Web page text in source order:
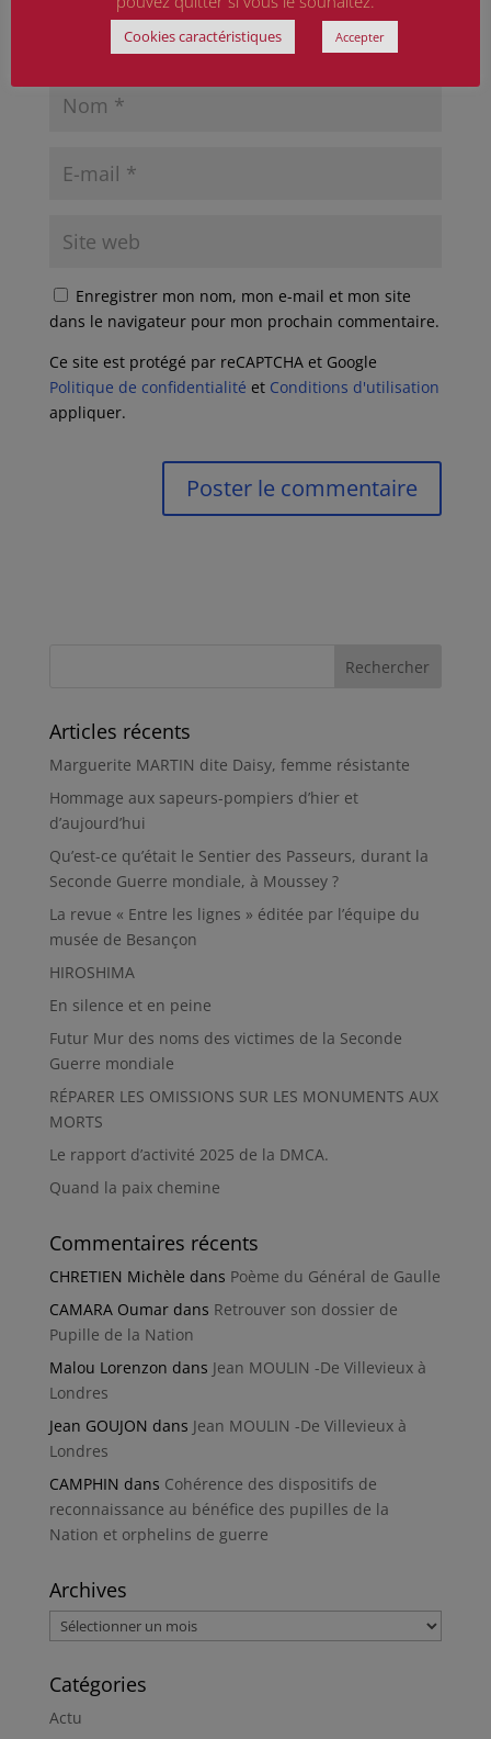
Enregistrer mon nom, mon e-mail et mon site
dans le navigateur pour mon prochain commentaire.
Ce site est protégé par reCAPTCHA et Google
Politique de confidentialité et Conditions d'utilisation
appliquer.
Articles récents
Marguerite MARTIN dite Daisy, femme résistante
Hommage aux sapeurs-pompiers d’hier et
d’aujourd’hui
Qu’est-ce qu’était le Sentier des Passeurs, durant la
Seconde Guerre mondiale, à Moussey ?
La revue « Entre les lignes » éditée par l’équipe du
musée de Besançon
HIROSHIMA
En silence et en peine
Futur Mur des noms des victimes de la Seconde
Guerre mondiale
RÉPARER LES OMISSIONS SUR LES MONUMENTS AUX
MORTS
Le rapport d’activité 2025 de la DMCA.
Quand la paix chemine
Commentaires récents
CHRETIEN Michèle dans Poème du Général de Gaulle
CAMARA Oumardans Retrouver son dossier de
Pupille de la Nation
Malou Lorenzon dans Jean MOULIN -De Villevieux à
Londres
Jean GOUJON dans Jean MOULIN -De Villevieux à
Londres
CAMPHIN dans Cohérence des dispositifs de
reconnaissance au bénéfice des pupilles de la
Nation et orphelins de guerre
Archives
Archives
Catégories
Actu
Cookies caractéristiques Accepter